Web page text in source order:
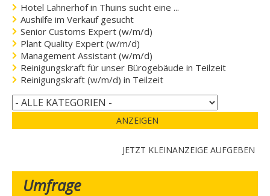
Hotel Lahnerhof in Thuins sucht eine ...
Aushilfe im Verkauf gesucht
Senior Customs Expert (w/m/d)
Plant Quality Expert (w/m/d)
Management Assistant (w/m/d)
Reinigungskraft für unser Bürogebäude in Teilzeit
Reinigungskraft (w/m/d) in Teilzeit
ANZEIGEN
JETZT KLEINANZEIGE AUFGEBEN
Umfrage